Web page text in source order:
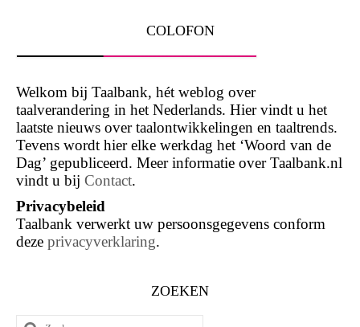
COLOFON
Welkom bij Taalbank, hét weblog over
taalverandering in het Nederlands. Hier vindt u het
laatste nieuws over taalontwikkelingen en taaltrends.
Tevens wordt hier elke werkdag het ‘Woord van de
Dag’ gepubliceerd. Meer informatie over Taalbank.nl
vindt u bij Contact.
Privacybeleid
Taalbank verwerkt uw persoonsgegevens conform
deze privacyverklaring.
ZOEKEN
Zoeken